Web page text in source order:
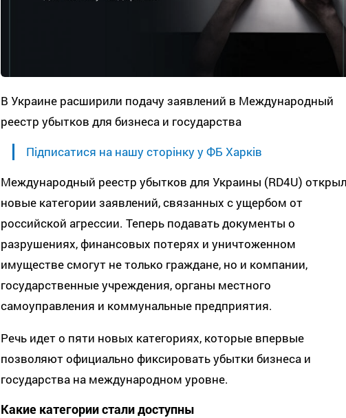
В Украине расширили подачу заявлений в Международный
реестр убытков для бизнеса и государства
Підписатися на нашу сторінку у ФБ Харків
Международный реестр убытков для Украины (RD4U) открыл
новые категории заявлений, связанных с ущербом от
российской агрессии. Теперь подавать документы о
разрушениях, финансовых потерях и уничтоженном
имуществе смогут не только граждане, но и компании,
государственные учреждения, органы местного
самоуправления и коммунальные предприятия.
Речь идет о пяти новых категориях, которые впервые
позволяют официально фиксировать убытки бизнеса и
государства на международном уровне.
Какие категории стали доступны